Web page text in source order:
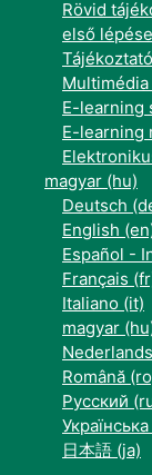
Rövid
első
E-learning
E-learning
magyar ‎(hu)‎
Deutsch
English
Español -
Français
Italiano ‎(it)‎
magyar
Română
Русский
日本語 ‎(ja)‎